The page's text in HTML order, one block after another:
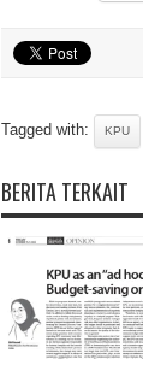
Tagged with: KPU
BERITA TERKAIT